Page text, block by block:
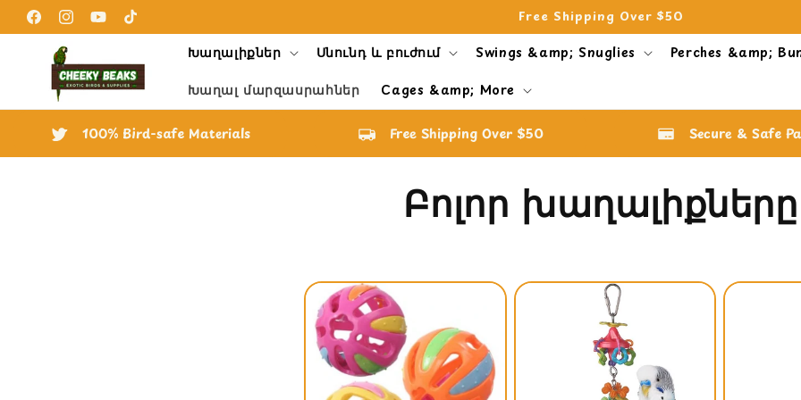
Skip to
content
FacebookInstagram
YouTubeTikTok
Free Shipping Over $50
Խաղալիքներ Սնունդ և բուժում Swings &amp; Snuglies
Perches &amp;
Խաղալ մարզասրահներ
Cages &amp; More
100% Bird-safe Materials Free Shipping Over $50 Secure & Safe
C
l
l
e
Բոլոր խաղալիքները